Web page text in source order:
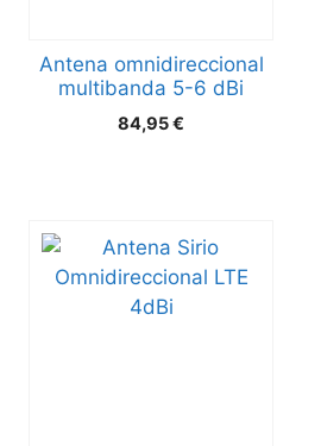
Antena omnidireccional
multibanda 5-6 dBi
84,95€